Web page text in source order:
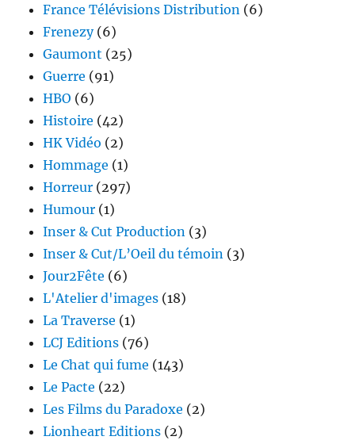
France Télévisions Distribution (6)
Frenezy(6)
Gaumont (25)
Guerre (91)
HBO (6)
Histoire (42)
HK Vidéo (2)
Hommage (1)
Horreur (297)
Humour (1)
Inser & Cut Production (3)
Inser & Cut/L’Oeil du témoin (3)
Jour2Fête (6)
L'Atelier d'images (18)
La Traverse (1)
LCJ Editions (76)
Le Chat qui fume (143)
Le Pacte (22)
Les Films du Paradoxe (2)
Lionheart Editions (2)